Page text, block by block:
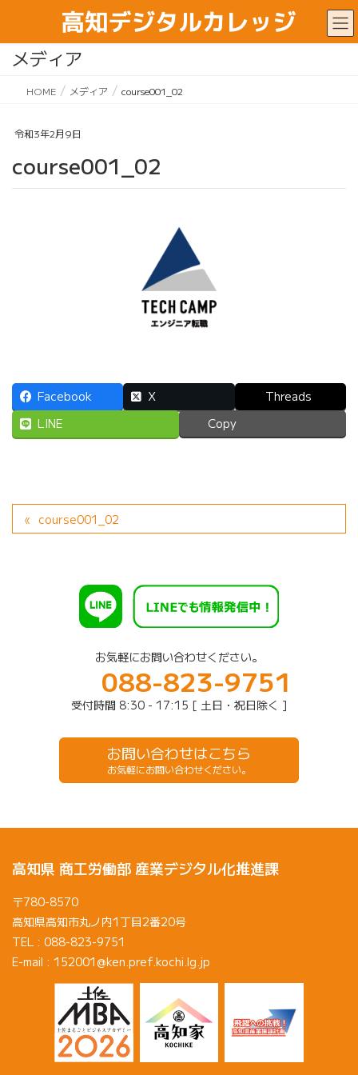
メディア
HOME メディア course001_02
令和3年2月9日
course001_02
Facebook X
Threads
LINE
Copy
course001_02
お気軽にお問い合わせください。
088-823-9751
受付時間 8:30 - 17:15 [ 土日・祝日除く ]
お問い合わせはこちら
お気軽にお問い合わせください。
高知県 商工労働部 産業デジタル化推進課
〒780-8570
高知県高知市丸ノ内1丁目2番20号
TEL : 088-823-9751
E-mail : 152001@ken.pref.kochi.lg.jp